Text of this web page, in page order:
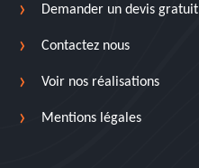
Demander un devis gratuit
Contactez nous
Voir nos réalisations
Mentions légales